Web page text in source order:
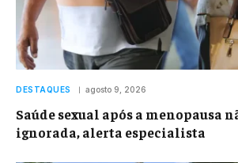
DESTAQUES agosto 9, 2026
Saúde sexual após a menopausa
ignorada, alerta especialista